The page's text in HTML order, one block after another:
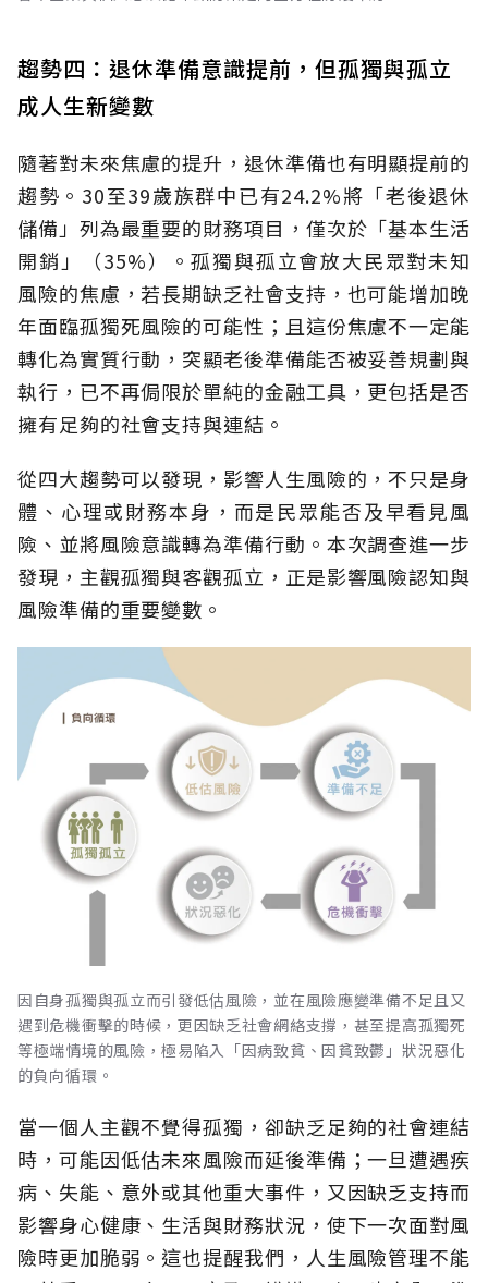
趨勢四：退休準備意識提前，但孤獨與孤立
成人生新變數
隨著對未來焦慮的提升，退休準備也有明顯提前的
趨勢。30至39歲族群中已有24.2%將「老後退休
儲備」列為最重要的財務項目，僅次於「基本生活
開銷」（35%）。孤獨與孤立會放大民眾對未知
風險的焦慮，若長期缺乏社會支持，也可能增加晚
年面臨孤獨死風險的可能性；且這份焦慮不一定能
轉化為實質行動，突顯老後準備能否被妥善規劃與
執行，已不再侷限於單純的金融工具，更包括是否
擁有足夠的社會支持與連結。
從四大趨勢可以發現，影響人生風險的，不只是身
體、心理或財務本身，而是民眾能否及早看見風
險、並將風險意識轉為準備行動。本次調查進一步
發現，主觀孤獨與客觀孤立，正是影響風險認知與
風險準備的重要變數。
因自身孤獨與孤立而引發低估風險，並在風險應變準備不足且又
遇到危機衝擊的時候，更因缺乏社會網絡支撐，甚至提高孤獨死
等極端情境的風險，極易陷入「因病致貧、因貧致鬱」狀況惡化
的負向循環。
當一個人主觀不覺得孤獨，卻缺乏足夠的社會連結
時，可能因低估未來風險而延後準備；一旦遭遇疾
病、失能、意外或其他重大事件，又因缺乏支持而
影響身心健康、生活與財務狀況，使下一次面對風
險時更加脆弱。這也提醒我們，人生風險管理不能